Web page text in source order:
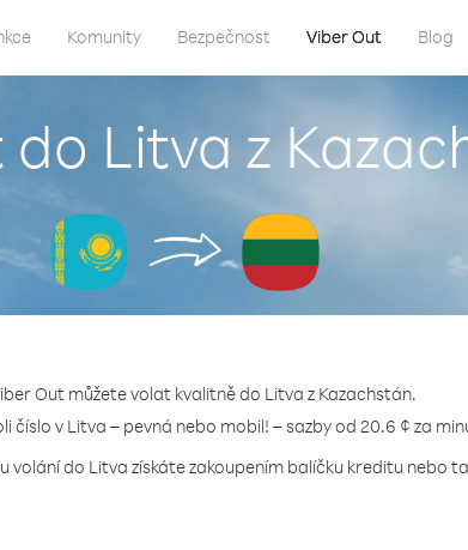
Komunity Bezpečnost Viber Out Blog
Litva z
Out můžete volat kvalitně do Litva z Kazachstán.
číslo v Litva – pevná nebo mobil! – sazby od 20.6 ¢ za
volání do Litva získáte zakoupením balíčku kreditu nebo